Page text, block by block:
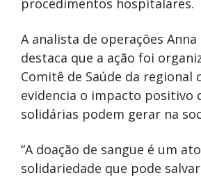
procedimentos hospitalares.
A analista de operações Anna
destaca que a ação foi
Comitê de Saúde da regional
evidencia o impacto positivo
solidárias podem gerar na
“A doação de sangue é um
solidariedade que pode